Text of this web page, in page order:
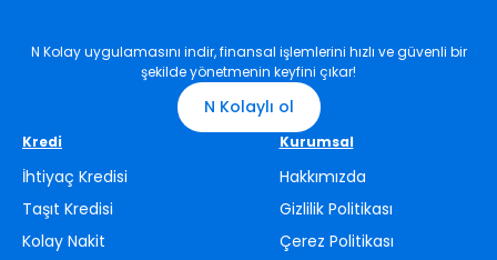
Kredi
İhtiyaç Kredisi
Taşıt Kredisi
Kolay Nakit
Kurumsal
Hakkımızda
Gizlilik Politikası
Çerez Politikası
N Kolay uygulamasını indir, finansal işlemlerini hızlı ve güvenli bir
şekilde yönetmenin keyfini çıkar!
N Kolaylı ol